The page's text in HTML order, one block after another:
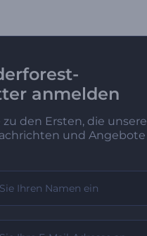
anmelden
zu den Ersten, die unsere
und Angebote